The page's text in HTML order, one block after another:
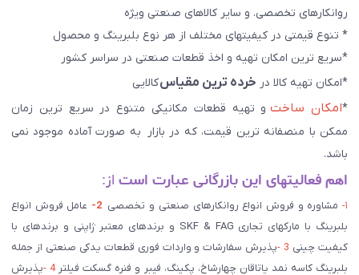
روانکارهای تخصصی. و سایر کالاهای صنعتی ويژه
* تنوع قیمتی در کیفیتهای مختلف از هر نوع بلبرینگ و محصول
*سریع ترین امکان تهیه و اخذ قطعات صنعتی در سراسر کشور
*امکان تهیه کالا در خرده ترین مقیاسکالایی
*امکان ساختو تهیه قطعات مکانیکی متنوع در سریع ترین زمان
ممکن با منصفانه ترین قیمت، که در بازار به صورت آماده موجود نمی
باشد.
اهم فعالیتهای این بازرگانی عبارت است از:
۱- مشاوره و فروش انواع روانکارهای صنعتی و تخصصی 2-
عامل فروش انواع
بلبرینگ با مارکهای تجاری SKF & FAG و برندهای معتبر ژاپنی و برندهای با
کیفیت چینی 3 - پذیرش سفارشات و واردات فوری قطعات یدکی صنعتی از جمله
بلبرینگ کاسه نمد یاتاقان چهارشاخ، پکینگ، فیبر و فنره گسکت فیلتر4 - پذیرش